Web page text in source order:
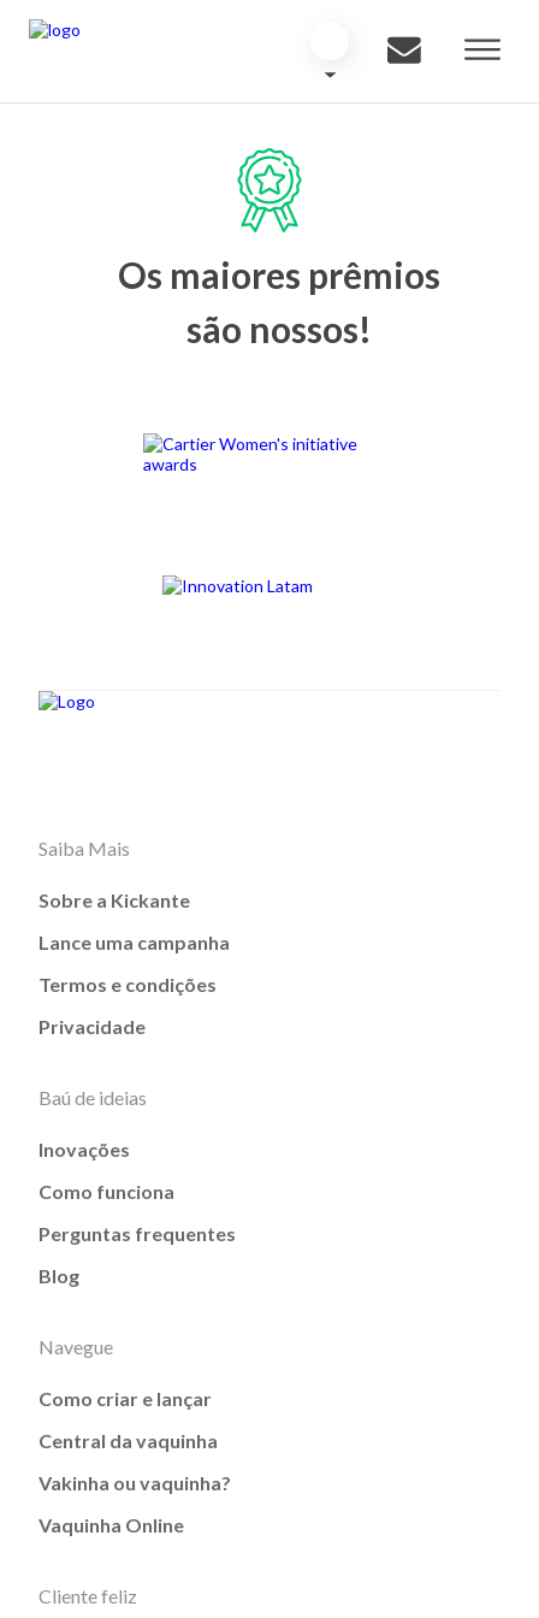
Os maiores prêmios
são nossos!
Saiba Mais
Sobre a Kickante
Lance uma campanha
Termos e condições
Privacidade
Baú de ideias
Inovações
Como funciona
Perguntas frequentes
Blog
Navegue
Como criar e lançar
Central da vaquinha
Vakinha ou vaquinha?
Vaquinha Online
Cliente feliz